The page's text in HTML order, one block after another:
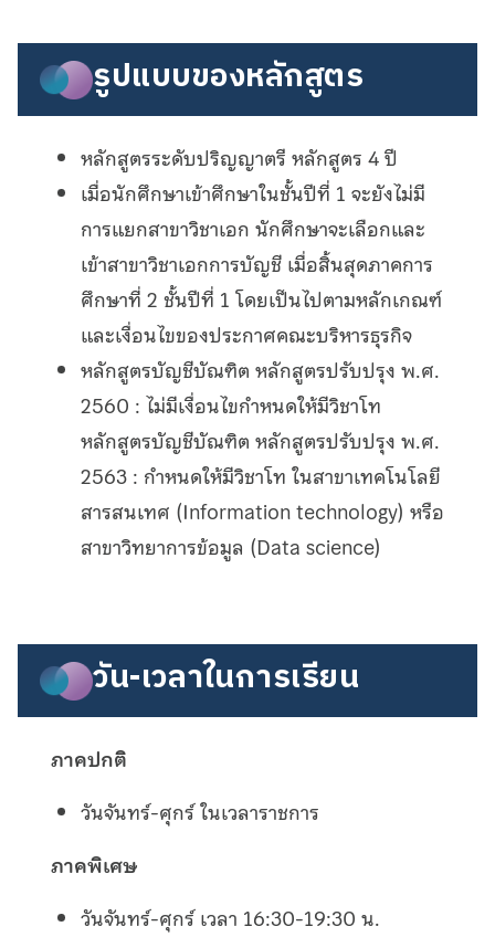
รูปแบบของหลักสูตร
หลักสูตรระดับปริญญาตรี หลักสูตร 4 ปี
เมื่อนักศึกษาเข้าศึกษาในชั้นปีที่ 1 จะยังไม่มี
การแยกสาขาวิชาเอก นักศึกษาจะเลือกและ
เข้าสาขาวิชาเอกการบัญชี เมื่อสิ้นสุดภาคการ
ศึกษาที่ 2 ชั้นปีที่ 1 โดยเป็นไปตามหลักเกณฑ์
และเงื่อนไขของประกาศคณะบริหารธุรกิจ
หลักสูตรบัญชีบัณฑิต หลักสูตรปรับปรุง พ.ศ.
2560 : ไม่มีเงื่อนไขกำหนดให้มีวิชาโท
หลักสูตรบัญชีบัณฑิต หลักสูตรปรับปรุง พ.ศ.
2563 : กำหนดให้มีวิชาโท ในสาขาเทคโนโลยี
สารสนเทศ (Information technology) หรือ
สาขาวิทยาการข้อมูล (Data science)
วัน-เวลาในการเรียน
ภาคปกติ
วันจันทร์-ศุกร์ ในเวลาราชการ
ภาคพิเศษ
วันจันทร์-ศุกร์ เวลา 16:30-19:30 น.